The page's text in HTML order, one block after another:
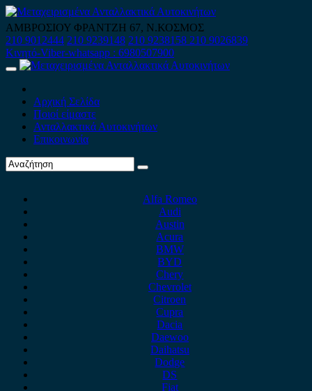
Skip
to
content
ΑΜΒΡΟΣΙΟΥ ΦΡΑΝΤΖΗ 67, Ν.ΚΟΣΜΟΣ
210 9012444 210 9239148 210 9238158 210 9026839
Κινητό-Viber-whatsapp : 6980507900
Primary
Αρχική Σελίδα
Ποιοί είμαστε
Ανταλλακτικά Αυτοκινήτων
Επικοινωνία
Alfa Romeo
Audi
Austin
Acura
BMW
BYD
Chery
Chevrolet
Citroen
Cupra
Dacia
Daewoo
Daihatsu
Dodge
DS
Fiat